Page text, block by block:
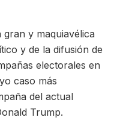
y maquiavélica
y de la difusión de
electorales en
caso más
del actual
Trump.